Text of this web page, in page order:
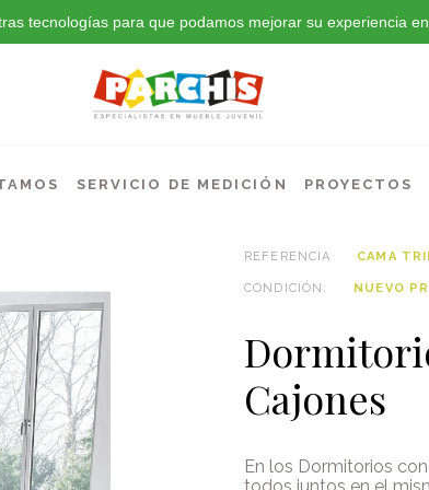
tecnologías para que podamos mejorar su experiencia
SERVICIO DE MEDICIÓN PROYECTOS
REFERENCIA CAMA
CONDICIÓN: NUEVO
Cajones
En los Dormitorios